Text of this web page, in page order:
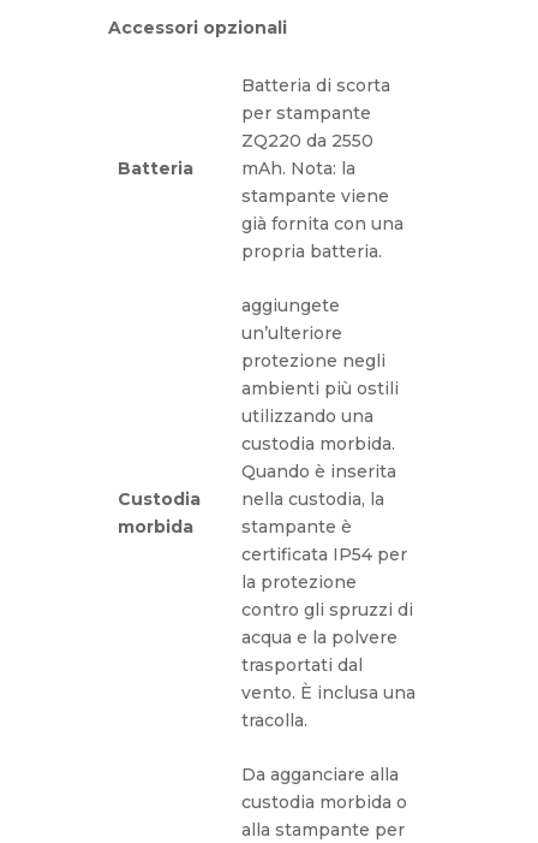
Accessori opzionali
Batteria
Batteria di scorta
per stampante
ZQ220 da 2550
mAh. Nota: la
stampante viene
già fornita con una
propria batteria.
Custodia
morbida
aggiungete
un’ulteriore
protezione negli
ambienti più ostili
utilizzando una
custodia morbida.
Quando è inserita
nella custodia, la
stampante è
certificata IP54 per
la protezione
contro gli spruzzi di
acqua e la polvere
trasportati dal
vento. È inclusa una
tracolla.
Da agganciare alla
custodia morbida o
alla stampante per